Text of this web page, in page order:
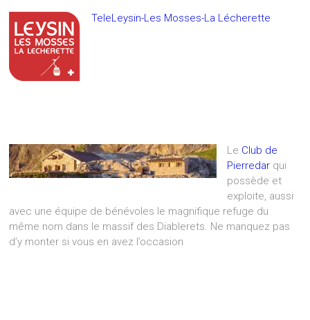
TeleLeysin-Les Mosses-La Lécherette
Le Club de
Pierredar qui
possède et
exploite, aussi
avec une équipe de bénévoles le magnifique refuge du
même nom dans le massif des Diablerets. Ne manquez pas
d’y monter si vous en avez l’occasion